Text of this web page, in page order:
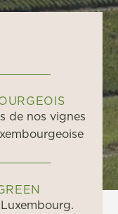
de nos vignes